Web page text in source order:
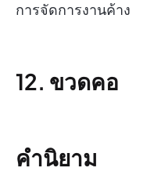
การจัดการงานค้าง
12. ขวดคอ
คำนิยาม